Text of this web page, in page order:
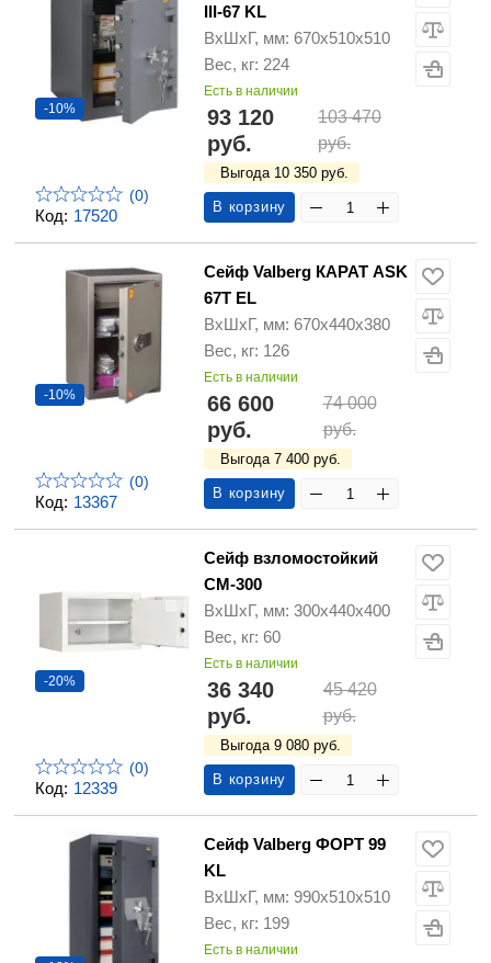
Код: 17520
-10%
(0)
III-67 KL
ВхШхГ, мм: 670х510х510
Вес, кг: 224
Есть в наличии
93 120
руб.
103 470
руб.
Выгода 10 350 руб.
В корзину
Код: 13367
-10%
(0)
Сейф Valberg КАРАТ ASK
67T EL
ВхШхГ, мм: 670х440х380
Вес, кг: 126
Есть в наличии
66 600
руб.
74 000
руб.
Выгода 7 400 руб.
В корзину
Код: 12339
-20%
(0)
Сейф взломостойкий
СМ-300
ВхШхГ, мм: 300х440х400
Вес, кг: 60
Есть в наличии
36 340
руб.
45 420
руб.
Выгода 9 080 руб.
В корзину
Сейф Valberg ФОРТ 99
KL
ВхШхГ, мм: 990х510х510
Вес, кг: 199
Есть в наличии